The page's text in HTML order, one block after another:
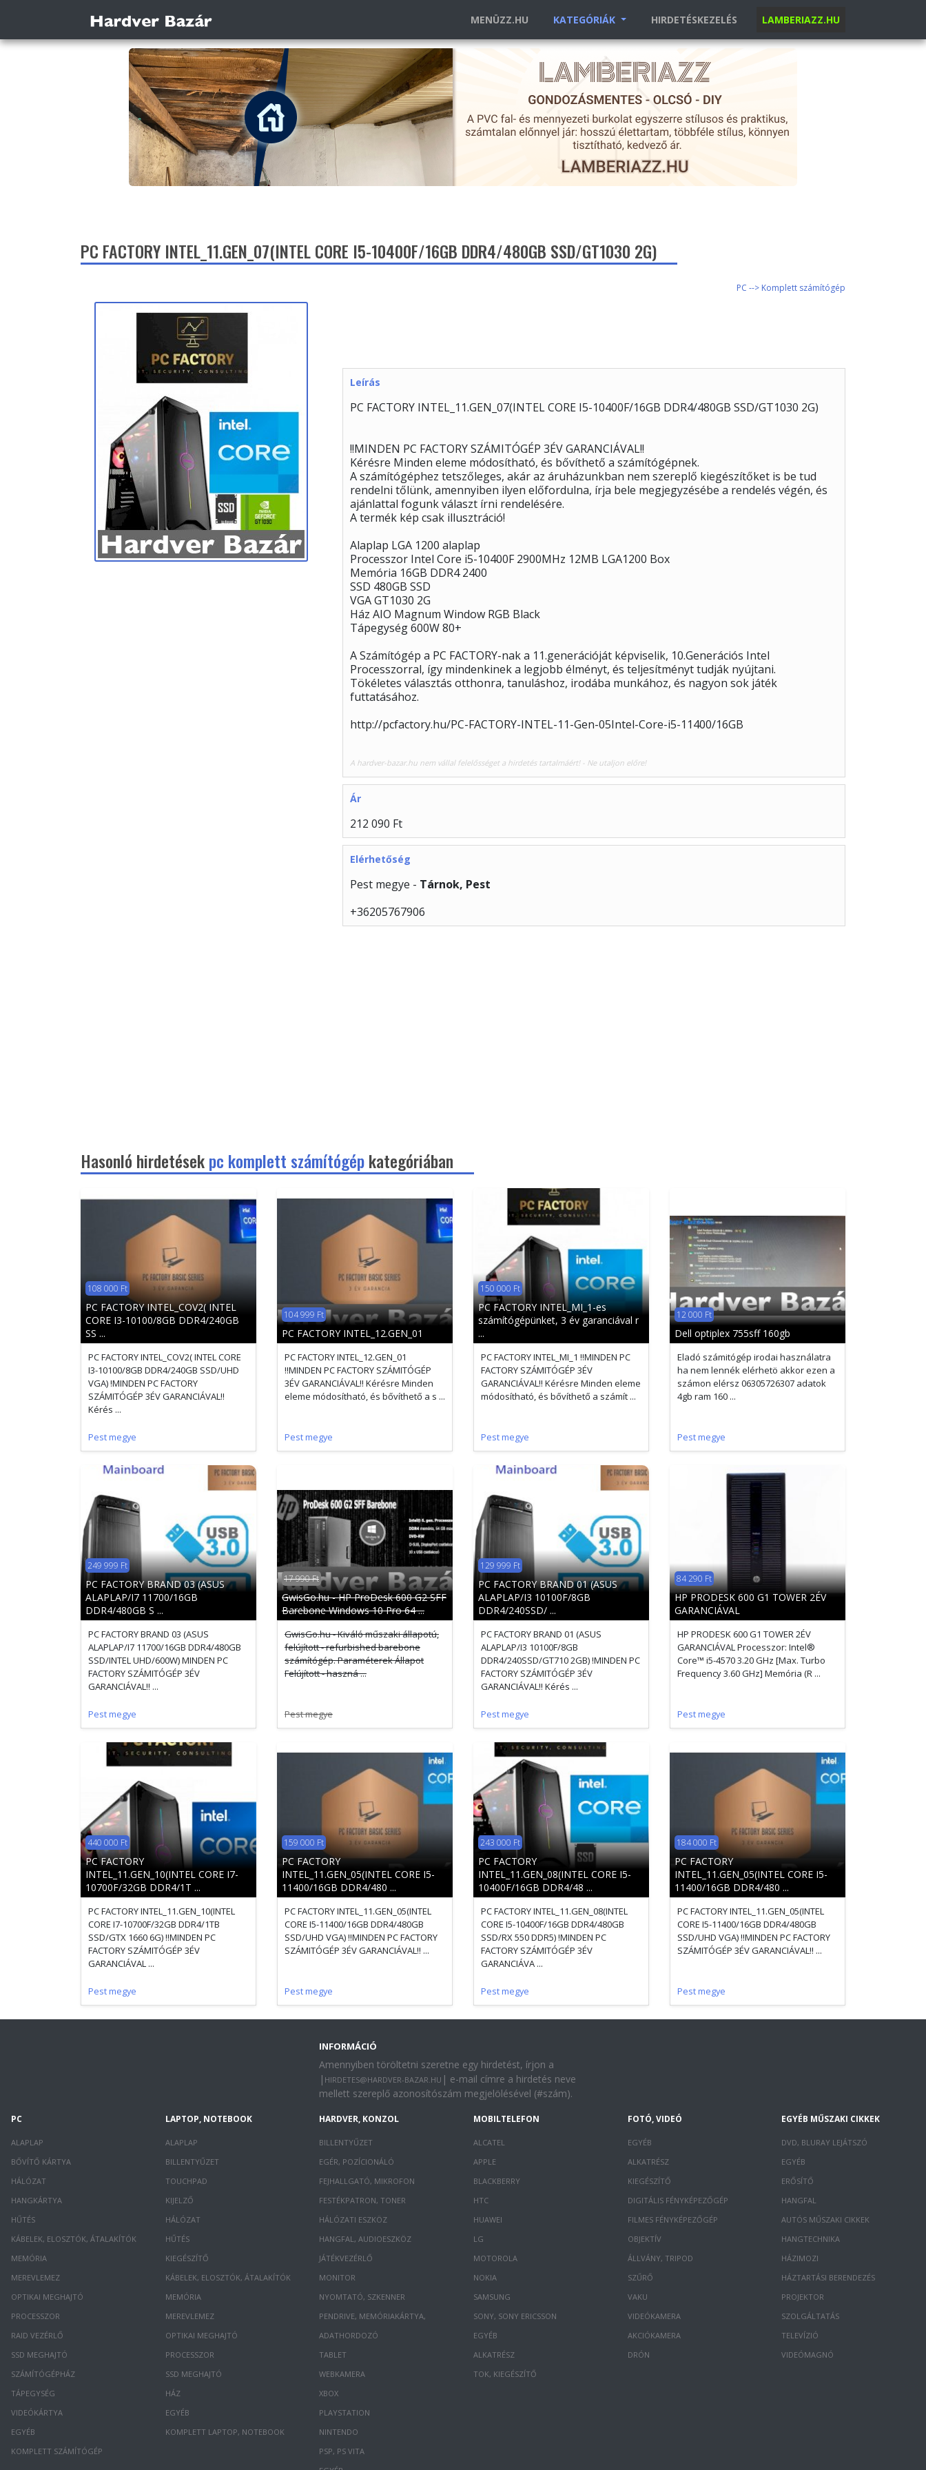
MENÜZZ.HU KATEGÓRIÁK HIRDETÉSKEZELÉS LAMBERIAZZ.HU
PC FACTORY INTEL_11.GEN_07(INTEL CORE I5-10400F/16GB DDR4/480GB SSD/GT1030 2G)
PC --> Komplett számítógép
Leírás
PC FACTORY INTEL_11.GEN_07(INTEL CORE I5-10400F/16GB DDR4/480GB SSD/GT1030 2G)
!!MINDEN PC FACTORY SZÁMITÓGÉP 3ÉV GARANCIÁVAL!!
Kérésre Minden eleme módosítható, és bővíthető a számítógépnek.
A számítógéphez tetszőleges, akár az áruházunkban nem szereplő kiegészítőket is be tud
rendelni tőlünk, amennyiben ilyen előfordulna, írja bele megjegyzésébe a rendelés végén, és
ajánlattal fogunk választ írni rendelésére.
A termék kép csak illusztráció!
Alaplap LGA 1200 alaplap
Processzor Intel Core i5-10400F 2900MHz 12MB LGA1200 Box
Memória 16GB DDR4 2400
SSD 480GB SSD
VGA GT1030 2G
Ház AIO Magnum Window RGB Black
Tápegység 600W 80+
A Számítógép a PC FACTORY-nak a 11.generációját képviselik, 10.Generációs Intel
Processzorral, így mindenkinek a legjobb élményt, és teljesítményt tudják nyújtani.
Tökéletes választás otthonra, tanuláshoz, irodába munkához, és nagyon sok játék
futtatásához.
http://pcfactory.hu/PC-FACTORY-INTEL-11-Gen-05Intel-Core-i5-11400/16GB
A hardver-bazar.hu nem vállal felelősséget a hirdetés tartalmáért! - Ne utaljon előre!
Ár
212 090 Ft
Elérhetőség
Pest megye - Tárnok, Pest
+36205767906
Hasonló hirdetésekpc komplett számítógépkategóriában
108 000 Ft
PC FACTORY INTEL_COV2( INTEL
CORE I3-10100/8GB DDR4/240GB
SS ...
PC FACTORY INTEL_COV2( INTEL CORE
I3-10100/8GB DDR4/240GB SSD/UHD
VGA) !MINDEN PC FACTORY
SZÁMITÓGÉP 3ÉV GARANCIÁVAL!!
Kérés ...
Pest megye
104 999 Ft
PC FACTORY INTEL_12.GEN_01
PC FACTORY INTEL_12.GEN_01
!!MINDEN PC FACTORY SZÁMITÓGÉP
3ÉV GARANCIÁVAL!! Kérésre Minden
eleme módosítható, és bővíthető a s ...
Pest megye
150 000 Ft
PC FACTORY INTEL_MI_1-es
számítógépünket, 3 év garanciával r
...
PC FACTORY INTEL_MI_1 !!MINDEN PC
FACTORY SZÁMITÓGÉP 3ÉV
GARANCIÁVAL!! Kérésre Minden eleme
módosítható, és bővíthető a számít ...
Pest megye
12 000 Ft
Dell optiplex 755sff 160gb
Eladó számitógép irodai használatra
ha nem lennék elérhetö akkor ezen a
számon elérsz 06305726307 adatok
4gb ram 160 ...
Pest megye
249 999 Ft
PC FACTORY BRAND 03 (ASUS
ALAPLAP/I7 11700/16GB
DDR4/480GB S ...
PC FACTORY BRAND 03 (ASUS
ALAPLAP/I7 11700/16GB DDR4/480GB
SSD/INTEL UHD/600W) MINDEN PC
FACTORY SZÁMITÓGÉP 3ÉV
GARANCIÁVAL!! ...
Pest megye
17 990 Ft
GwisGo.hu - HP ProDesk 600 G2 SFF
Barebone Windows 10 Pro 64 ...
GwisGo.hu - Kiváló műszaki állapotú,
felújított - refurbished barebone
számítógép. Paraméterek Állapot
Felújított - haszná ...
Pest megye
129 999 Ft
PC FACTORY BRAND 01 (ASUS
ALAPLAP/I3 10100F/8GB
DDR4/240SSD/ ...
PC FACTORY BRAND 01 (ASUS
ALAPLAP/I3 10100F/8GB
DDR4/240SSD/GT710 2GB) !MINDEN PC
FACTORY SZÁMITÓGÉP 3ÉV
GARANCIÁVAL!! Kérés ...
Pest megye
84 290 Ft
HP PRODESK 600 G1 TOWER 2ÉV
GARANCIÁVAL
HP PRODESK 600 G1 TOWER 2ÉV
GARANCIÁVAL Processzor: Intel®
Core™ i5-4570 3.20 GHz [Max. Turbo
Frequency 3.60 GHz] Memória (R ...
Pest megye
440 000 Ft
PC FACTORY
INTEL_11.GEN_10(INTEL CORE I7-
10700F/32GB DDR4/1T ...
PC FACTORY INTEL_11.GEN_10(INTEL
CORE I7-10700F/32GB DDR4/1TB
SSD/GTX 1660 6G) !!MINDEN PC
FACTORY SZÁMITÓGÉP 3ÉV
GARANCIÁVAL ...
Pest megye
159 000 Ft
PC FACTORY
INTEL_11.GEN_05(INTEL CORE I5-
11400/16GB DDR4/480 ...
PC FACTORY INTEL_11.GEN_05(INTEL
CORE I5-11400/16GB DDR4/480GB
SSD/UHD VGA) !!MINDEN PC FACTORY
SZÁMITÓGÉP 3ÉV GARANCIÁVAL!! ...
Pest megye
243 000 Ft
PC FACTORY
INTEL_11.GEN_08(INTEL CORE I5-
10400F/16GB DDR4/48 ...
PC FACTORY INTEL_11.GEN_08(INTEL
CORE I5-10400F/16GB DDR4/480GB
SSD/RX 550 DDR5) !MINDEN PC
FACTORY SZÁMITÓGÉP 3ÉV
GARANCIÁVA ...
Pest megye
184 000 Ft
PC FACTORY
INTEL_11.GEN_05(INTEL CORE I5-
11400/16GB DDR4/480 ...
PC FACTORY INTEL_11.GEN_05(INTEL
CORE I5-11400/16GB DDR4/480GB
SSD/UHD VGA) !!MINDEN PC FACTORY
SZÁMITÓGÉP 3ÉV GARANCIÁVAL!! ...
Pest megye
INFORMÁCIÓ
Amennyiben töröltetni szeretne egy hirdetést, írjon a
| HIRDETES@HARDVER-BAZAR.HU | e-mail címre a hirdetés neve
mellett szereplő azonosítószám megjelölésével (#szám).
PC
ALAPLAP
BŐVÍTŐ KÁRTYA
HÁLÓZAT
HANGKÁRTYA
HŰTÉS
KÁBELEK, ELOSZTÓK, ÁTALAKÍTÓK
MEMÓRIA
MEREVLEMEZ
OPTIKAI MEGHAJTÓ
PROCESSZOR
RAID VEZÉRLŐ
SSD MEGHAJTÓ
SZÁMÍTÓGÉPHÁZ
TÁPEGYSÉG
VIDEÓKÁRTYA
EGYÉB
KOMPLETT SZÁMÍTÓGÉP
LAPTOP, NOTEBOOK
ALAPLAP
BILLENTYŰZET
TOUCHPAD
KIJELZŐ
HÁLÓZAT
HŰTÉS
KIEGÉSZÍTŐ
KÁBELEK, ELOSZTÓK, ÁTALAKÍTÓK
MEMÓRIA
MEREVLEMEZ
OPTIKAI MEGHAJTÓ
PROCESSZOR
SSD MEGHAJTÓ
HÁZ
EGYÉB
KOMPLETT LAPTOP, NOTEBOOK
HARDVER, KONZOL
BILLENTYŰZET
EGÉR, POZÍCIONÁLÓ
FEJHALLGATÓ, MIKROFON
FESTÉKPATRON, TONER
HÁLÓZATI ESZKÖZ
HANGFAL, AUDIOESZKÖZ
JÁTÉKVEZÉRLŐ
MONITOR
NYOMTATÓ, SZKENNER
PENDRIVE, MEMÓRIAKÁRTYA,
ADATHORDOZÓ
TABLET
WEBKAMERA
XBOX
PLAYSTATION
NINTENDO
PSP, PS VITA
MOBILTELEFON
ALCATEL
APPLE
BLACKBERRY
HTC
HUAWEI
LG
MOTOROLA
NOKIA
SAMSUNG
SONY, SONY ERICSSON
EGYÉB
ALKATRÉSZ
TOK, KIEGÉSZÍTŐ
FOTÓ, VIDEÓ
EGYÉB
ALKATRÉSZ
KIEGÉSZÍTŐ
DIGITÁLIS FÉNYKÉPEZŐGÉP
FILMES FÉNYKÉPEZŐGÉP
OBJEKTÍV
ÁLLVÁNY, TRIPOD
SZŰRŐ
VAKU
VIDEÓKAMERA
AKCIÓKAMERA
DRÓN
EGYÉB MŰSZAKI CIKKEK
DVD, BLURAY LEJÁTSZÓ
EGYÉB
ERŐSÍTŐ
HANGFAL
AUTÓS MŰSZAKI CIKKEK
HANGTECHNIKA
HÁZIMOZI
HÁZTARTÁSI BERENDEZÉS
PROJEKTOR
SZOLGÁLTATÁS
TELEVÍZIÓ
VIDEÓMAGNÓ